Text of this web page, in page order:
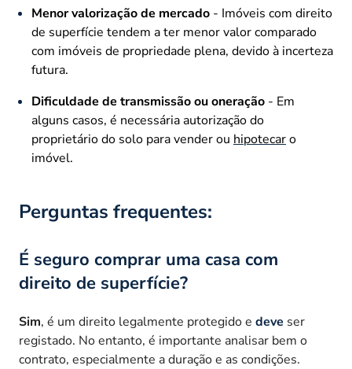
Menor valorização de mercado - Imóveis com direito
de superfície tendem a ter menor valor comparado
com imóveis de propriedade plena, devido à incerteza
futura.
Dificuldade de transmissão ou oneração - Em
alguns casos, é necessária autorização do
proprietário do solo para vender ou hipotecaro
imóvel.
Perguntas frequentes:
É seguro comprar uma casa com
direito de superfície?
Sim, é um direito legalmente protegido e deve ser
registado. No entanto, é importante analisar bem o
contrato, especialmente a duração e as condições.